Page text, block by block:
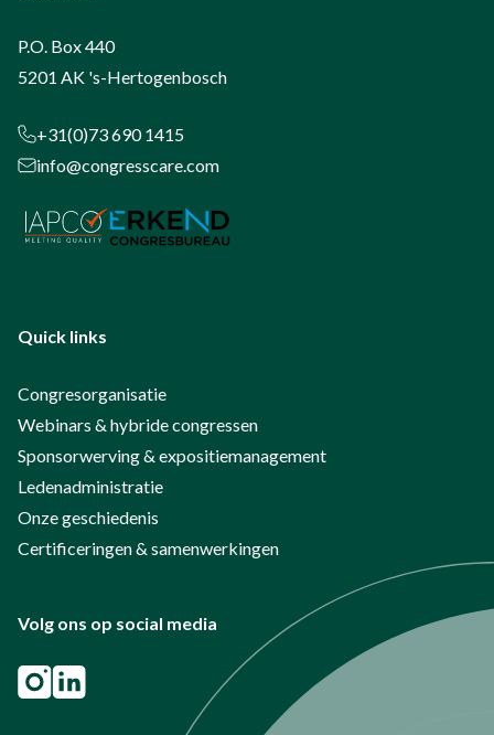
P.O. Box 440
5201 AK 's-Hertogenbosch
+31(0)73 690 1415
info@congresscare.com
Quick links
Congresorganisatie
Webinars & hybride congressen
Sponsorwerving & expositiemanagement
Ledenadministratie
Onze geschiedenis
Certificeringen & samenwerkingen
Volg ons op social media